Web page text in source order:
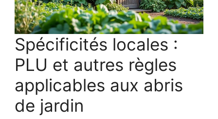
Spécificités locales :
PLU et autres règles
applicables aux abris
de jardin